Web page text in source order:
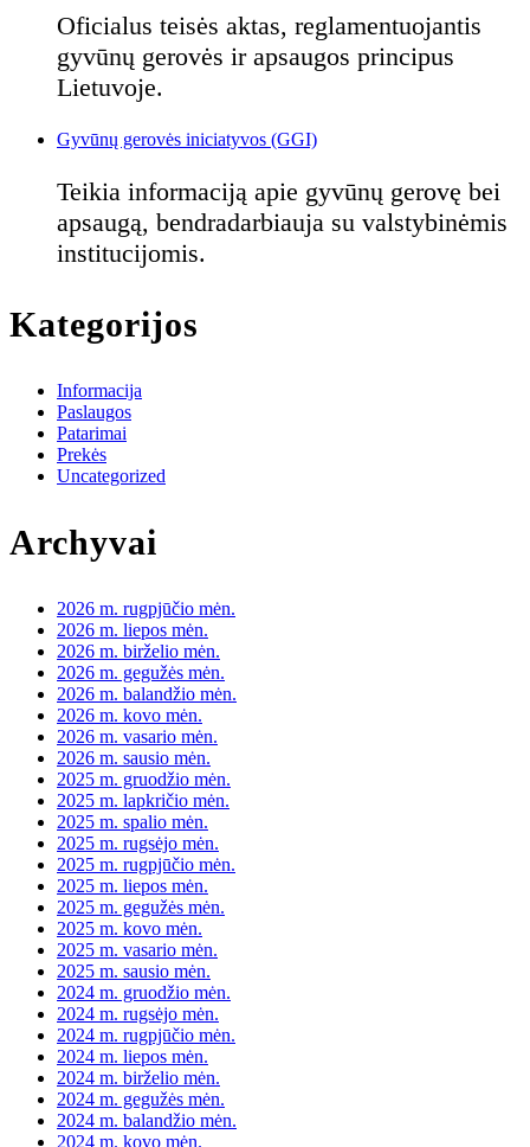
Oficialus teisės aktas, reglamentuojantis
gyvūnų gerovės ir apsaugos principus
Lietuvoje.
Gyvūnų gerovės iniciatyvos (GGI)
Teikia informaciją apie gyvūnų gerovę bei
apsaugą, bendradarbiauja su valstybinėmis
institucijomis.
Kategorijos
Informacija
Paslaugos
Patarimai
Prekės
Uncategorized
Archyvai
2026 m. rugpjūčio mėn.
2026 m. liepos mėn.
2026 m. birželio mėn.
2026 m. gegužės mėn.
2026 m. balandžio mėn.
2026 m. kovo mėn.
2026 m. vasario mėn.
2026 m. sausio mėn.
2025 m. gruodžio mėn.
2025 m. lapkričio mėn.
2025 m. spalio mėn.
2025 m. rugsėjo mėn.
2025 m. rugpjūčio mėn.
2025 m. liepos mėn.
2025 m. gegužės mėn.
2025 m. kovo mėn.
2025 m. vasario mėn.
2025 m. sausio mėn.
2024 m. gruodžio mėn.
2024 m. rugsėjo mėn.
2024 m. rugpjūčio mėn.
2024 m. liepos mėn.
2024 m. birželio mėn.
2024 m. gegužės mėn.
2024 m. balandžio mėn.
2024 m. kovo mėn.